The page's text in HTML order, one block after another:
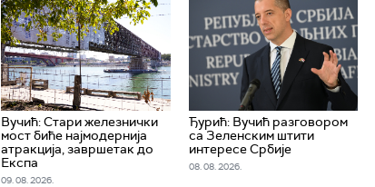
Вучић: Стари железнички
мост биће најмодернија
атракција, завршетак до
Експа
09. 08. 2026.
Ђурић: Вучић разговором
са Зеленским штити
интересе Србије
08. 08. 2026.